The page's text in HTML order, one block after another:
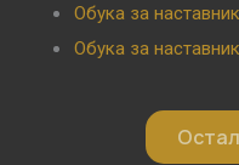
Обука за
Обука за